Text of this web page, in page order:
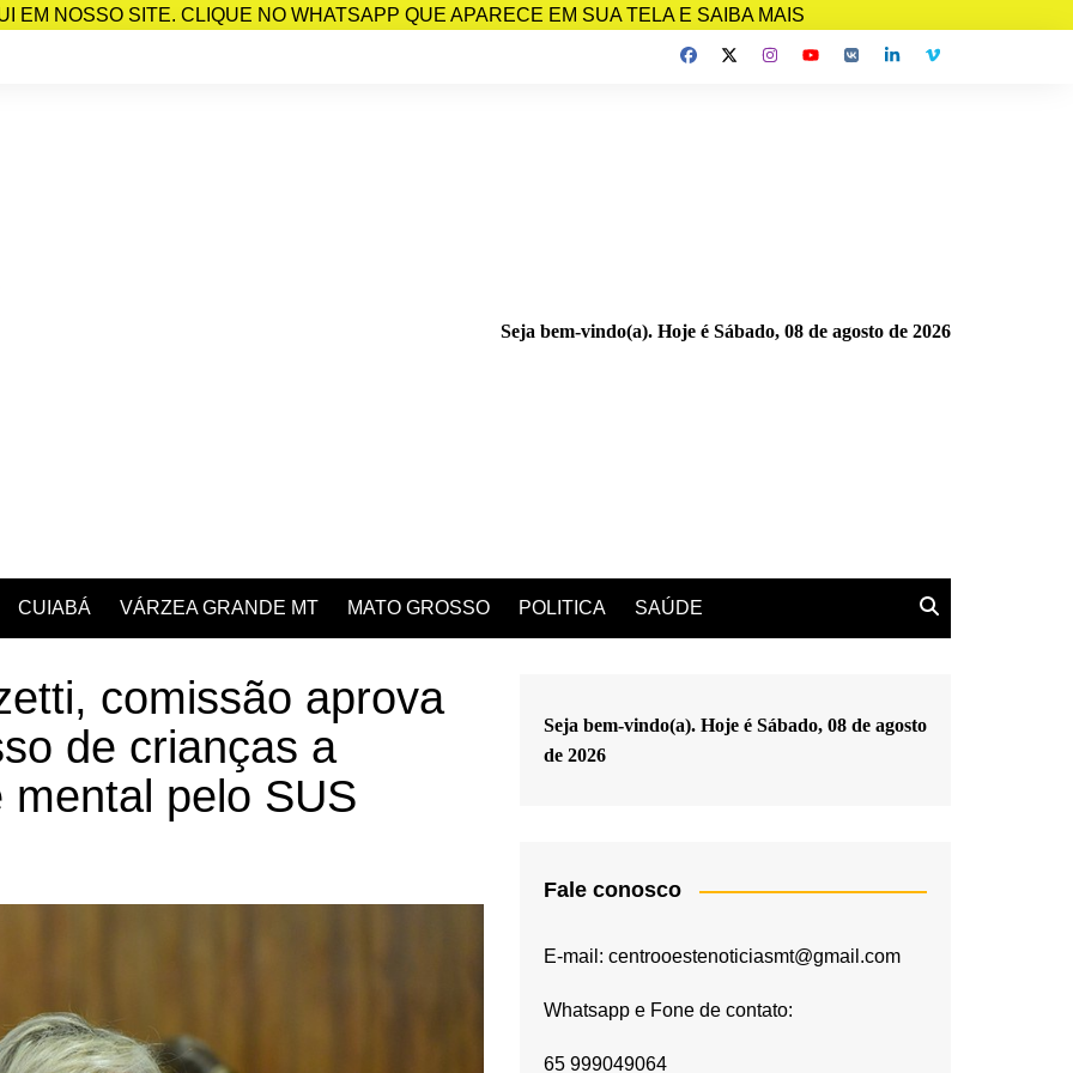
EM NOSSO SITE. CLIQUE NO WHATSAPP QUE APARECE EM SUA TELA E SAIBA MAIS
Seja bem-vindo(a). Hoje é Sábado, 08 de agosto de 2026
CUIABÁ VÁRZEA GRANDE MT MATO GROSSO POLITICA SAÚDE
comissão aprova
de crianças a
pelo SUS
Seja bem-vindo(a). Hoje é Sábado, 08 de agosto
de 2026
Fale conosco
E-mail: centrooestenoticiasmt@gmail.com
Whatsapp e Fone de contato:
65 999049064